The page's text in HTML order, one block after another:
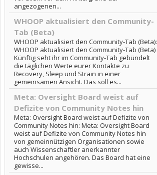
angezogenen...
WHOOP aktualisiert den Community-
Tab (Beta)
WHOOP aktualisiert den Community-Tab (Beta):
WHOOP aktualisiert den Community-Tab (Beta)
Künftig seht ihr im Community-Tab gebündelt
die täglichen Werte eurer Kontakte zu
Recovery, Sleep und Strain in einer
gemeinsamen Ansicht. Das soll es...
Meta: Oversight Board weist auf
Defizite von Community Notes hin
Meta: Oversight Board weist auf Defizite von
Community Notes hin: Meta: Oversight Board
weist auf Defizite von Community Notes hin
von gemeinnützigen Organisationen sowie
auch Wissenschaftler anerkannter
Hochschulen angehören. Das Board hat eine
gewisse...